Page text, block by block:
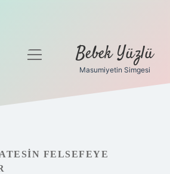
menüyü
Bebek Yüzlü
Masumiyetin Simgesi
FELSEFEYE